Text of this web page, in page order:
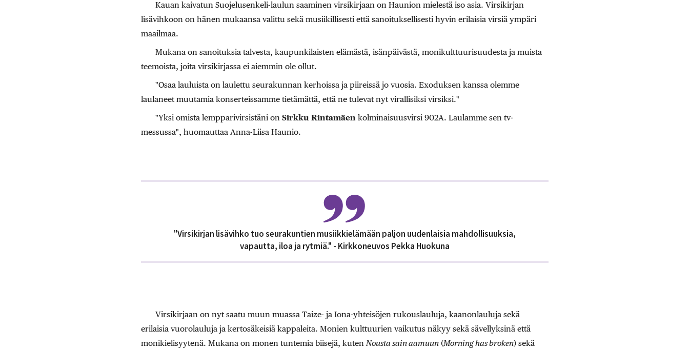
Kauan kaivatun Suojelusenkeli-laulun saaminen virsikirjaan on Haunion mielestä iso asia. Virsikirjan
lisävihkoon on hänen mukaansa valittu sekä musiikillisesti että sanoituksellisesti hyvin erilaisia virsiä ympäri
maailmaa.
Mukana on sanoituksia talvesta, kaupunkilaisten elämästä, isänpäivästä, monikulttuurisuudesta ja muista
teemoista, joita virsikirjassa ei aiemmin ole ollut.
"Osaa lauluista on laulettu seurakunnan kerhoissa ja piireissä jo vuosia. Exoduksen kanssa olemme
laulaneet muutamia konserteissamme tietämättä, että ne tulevat nyt virallisiksi virsiksi."
"Yksi omista lempparivirsistäni on Sirkku Rintamäenkolminaisuusvirsi 902A. Laulamme sen tv-
messussa", huomauttaa Anna-Liisa Haunio.
"Virsikirjan lisävihko tuo seurakuntien musiikkielämään paljon uudenlaisia mahdollisuuksia,
vapautta, iloa ja rytmiä." - Kirkkoneuvos Pekka Huokuna
Virsikirjaan on nyt saatu muun muassa Taize- ja Iona-yhteisöjen rukouslauluja, kaanonlauluja sekä
erilaisia vuorolauluja ja kertosäkeisiä kappaleita. Monien kulttuurien vaikutus näkyy sekä sävellyksinä että
monikielisyytenä. Mukana on monen tuntemia biisejä, kuten Nousta sain aamuun(Morning has broken) sekä